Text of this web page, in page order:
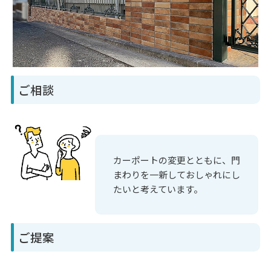
ご相談
カーポートの変更とともに、門
まわりを一新しておしゃれにし
たいと考えています。
ご提案